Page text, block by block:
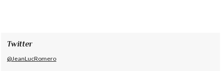
Twitter
@JeanLucRomero